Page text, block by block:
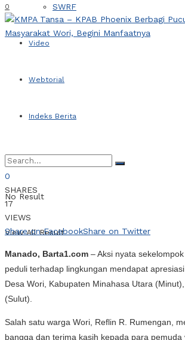
SWRF
Video
Webtorial
Indeks Berita
No Result
View All Result
0
0
SHARES
17
VIEWS
Share on FacebookShare on Twitter
Manado, Barta1.com – Aksi nyata
peduli terhadap lingkungan mendapat
Desa Wori, Kabupaten Minahasa Utara
(Sulut).
Salah satu warga Wori, Reflin R. Rumengan,
bangga dan terima kasih kepada para pemuda